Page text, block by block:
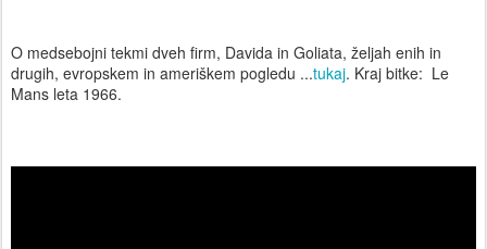
O medsebojni tekmi dveh firm, Davida in Goliata, željah enih in
drugih, evropskem in ameriškem pogledu ...tukaj. Kraj bitke: Le
Mans leta 1966.